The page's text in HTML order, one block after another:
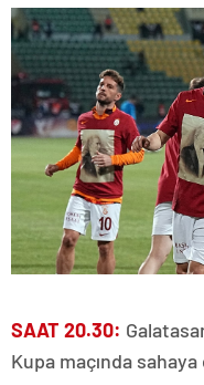
SAAT 20.30:
Kupa maçında sahaya